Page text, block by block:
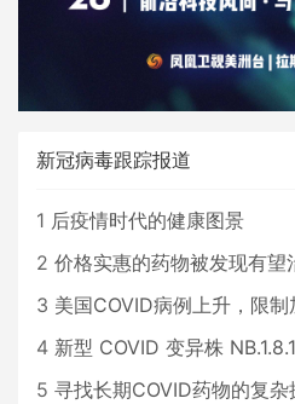
新冠病毒跟踪报道
1 后疫情时代的健康图景
2 价格实惠的药物被发现有望
3 美国COVID病例上升，限
4 新型 COVID 变异株
5 寻找长期COVID药物的复杂